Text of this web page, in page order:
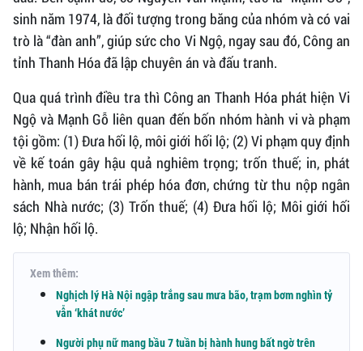
sinh năm 1974, là đối tượng trong băng của nhóm và có vai
trò là “đàn anh”, giúp sức cho Vi Ngộ, ngay sau đó, Công an
tỉnh Thanh Hóa đã lập chuyên án và đấu tranh.
Qua quá trình điều tra thì Công an Thanh Hóa phát hiện Vi
Ngộ và Mạnh Gỗ liên quan đến bốn nhóm hành vi và phạm
tội gồm: (1) Đưa hối lộ, môi giới hối lộ; (2) Vi phạm quy định
về kế toán gây hậu quả nghiêm trọng; trốn thuế; in, phát
hành, mua bán trái phép hóa đơn, chứng từ thu nộp ngân
sách Nhà nước; (3) Trốn thuế; (4) Đưa hối lộ; Môi giới hối
lộ; Nhận hối lộ.
Xem thêm:
Nghịch lý Hà Nội ngập trắng sau mưa bão, trạm bơm nghìn tỷ
vẫn ‘khát nước’
Người phụ nữ mang bầu 7 tuần bị hành hung bất ngờ trên